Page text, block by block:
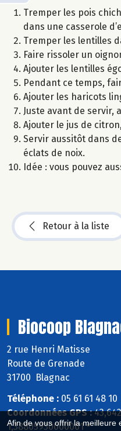
Afin de vous offrir la meilleure
Tremper les pois
dans une casserole
Tremper les lentilles
Faire rissoler un
Ajouter les lentilles
Pendant ce temps,
Ajouter les haricots
Juste avant de servir,
Ajouter le jus de
Servir aussitôt dans
éclats de noix.
Idée : vous pouvez
Retour à la liste
Biocoop
2 rue Henri Matisse
Route de Grenade
31700 Blagnac
Téléphone : 05 61 61 48 10
Coordonnées GPS :
1,38805930000001 °